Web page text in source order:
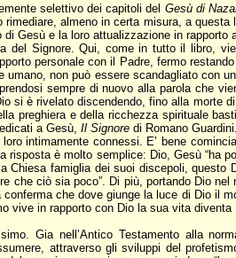
selettivo dei capitoli del Gesù di
almeno in certa misura, a
Gesù e la loro attualizzazione in rapporto
del Signore. Qui, come in tutto il libro,
personale con il Padre, fermo
non può essere scandagliato con
sempre di nuovo alla parola che
si è rivelato discendendo, fino alla morte
preghiera e della ricchezza spirituale
a Gesù, Il Signoredi Romano Guardini.
intimamente connessi. E’ bene
è molto semplice: Dio, Gesù “ha
famiglia dei suoi discepoli,
che ciò sia poco”. Di più, portando Dio
che dove giunge la luce di Dio
vive in rapporto con Dio la sua vita
Gia nell’Antico Testamento alla
attraverso gli sviluppi del